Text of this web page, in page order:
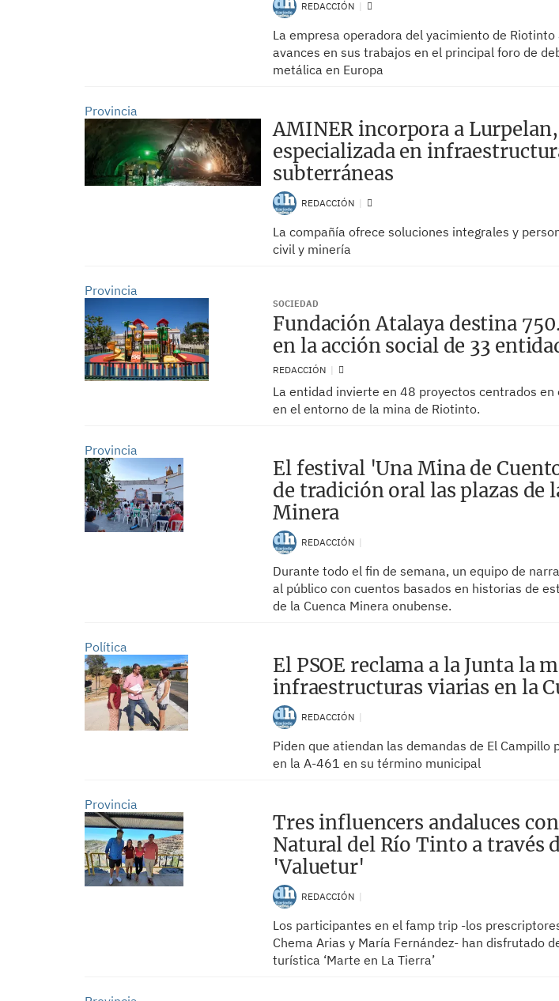
REDACCIÓN
La empresa operadora del yacimiento de Riotinto
avances en sus trabajos en el principal foro de
metálica en Europa
Provincia
AMINER incorpora a Lurpelan,
especializada en
subterráneas
REDACCIÓN
La compañía ofrece soluciones integrales y
civil y minería
Provincia
SOCIEDAD
Fundación Atalaya destina
en la acción social de 33
REDACCIÓN
La entidad invierte en 48 proyectos centrados
en el entorno de la mina de Riotinto.
Provincia
El festival 'Una Mina de
de tradición oral las plazas de
Minera
REDACCIÓN
Durante todo el fin de semana, un equipo de
al público con cuentos basados en historias de
de la Cuenca Minera onubense.
Política
El PSOE reclama a la Junta la
infraestructuras viarias en la
REDACCIÓN
Piden que atiendan las demandas de El Campillo
en la A-461 en su término municipal
Provincia
Tres influencers andaluces
Natural del Río Tinto a través
'Valuetur'
REDACCIÓN
Los participantes en el famp trip -los
Chema Arias y María Fernández- han disfrutado
turística ‘Marte en La Tierra’